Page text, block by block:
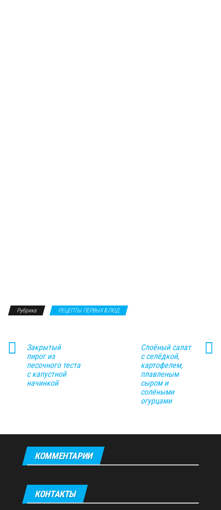
Рубрика РЕЦЕПТЫ ПЕРВЫХ БЛЮД
Закрытый
пирог из
песочного теста
с капустной
начинкой
Слоёный салат
с селёдкой,
картофелем,
плавленым
сыром и
солёными
огурцами
КОММЕНТАРИИ
КОНТАКТЫ